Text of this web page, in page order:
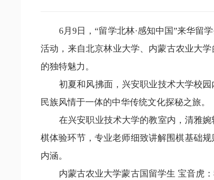
6月9日 ，“留学北林·感知中国”来华
活动，来自北京林业大学、内蒙古农业大
的独特魅力。
初夏和风拂面，兴安职业技术大学校
民族风情于一体的中华传统文化探秘之旅。
在兴安职业技术大学的教室内，清雅
棋体验环节，专业老师细致讲解围棋基础
内涵。
内蒙古农业大学蒙古国留学生 宝音虎